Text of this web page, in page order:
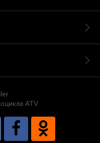
ATV